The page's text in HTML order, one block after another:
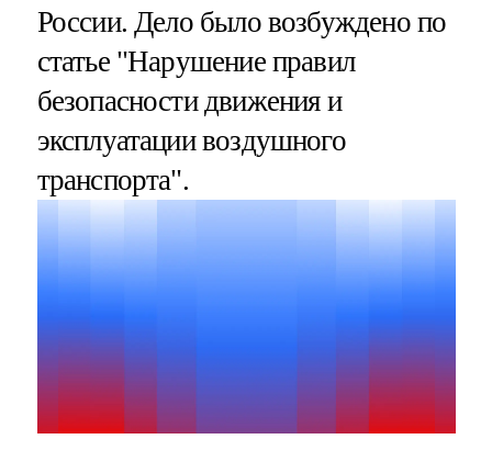
России. Дело было возбуждено по
статье "Нарушение правил
безопасности движения и
эксплуатации воздушного
транспорта".